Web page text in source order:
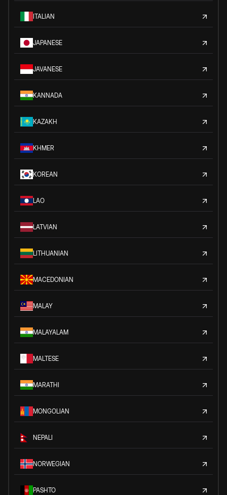
ITALIAN
JAPANESE
JAVANESE
KANNADA
KAZAKH
KHMER
KOREAN
LAO
LATVIAN
LITHUANIAN
MACEDONIAN
MALAY
MALAYALAM
MALTESE
MARATHI
MONGOLIAN
NEPALI
NORWEGIAN
PASHTO